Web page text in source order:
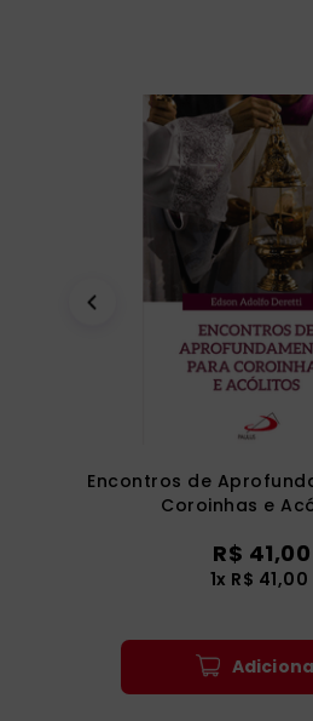
Encontros de
Coroinhas e
R$ 41,00
1x R$ 41,00